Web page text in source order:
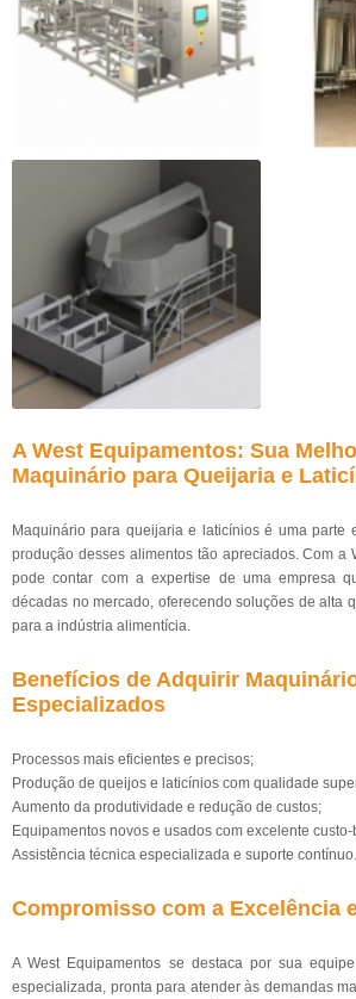
A West Equipamentos: Sua
Maquinário para Queijaria e
Maquinário para queijaria e laticínios é uma parte
produção desses alimentos tão apreciados. Com a
pode contar com a expertise de uma empresa
décadas no mercado, oferecendo soluções de alta
para a indústria alimentícia.
Benefícios de Adquirir
Especializados
Processos mais eficientes e precisos;
Produção de queijos e laticínios com qualidade
Aumento da produtividade e redução de custos;
Equipamentos novos e usados com excelente
Assistência técnica especializada e suporte contínuo.
Compromisso com a Excelência
A West Equipamentos se destaca por sua
especializada, pronta para atender às demandas